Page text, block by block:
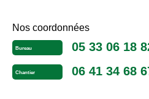
Nos coordonnées
Bureau 05 33 06 18
Chantier 06 41 34 68